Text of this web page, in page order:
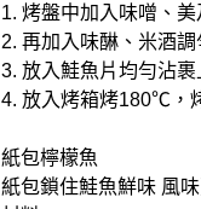
1. 烤盤中加入味噌、美
2. 再加入味醂、米酒調
3. 放入鮭魚片均勻沾裹
4. 放入烤箱烤180℃，
紙包檸檬魚
紙包鎖住鮭魚鮮味 風